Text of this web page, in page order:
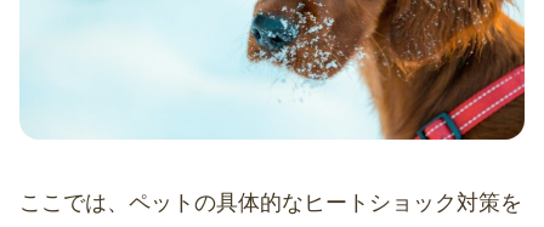
ここでは、ペットの具体的なヒートショック対策を